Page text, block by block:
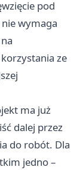
pod
wymaga
ze
ma już
dalej przez
do robót. Dla
jedno –